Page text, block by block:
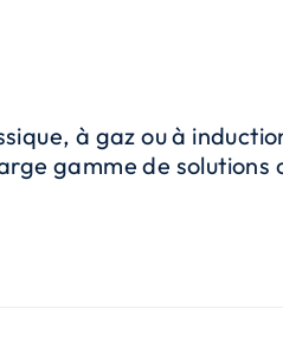
à gaz ou à
gamme de solutions
faciles à nettoyer. Le